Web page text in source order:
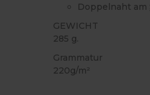
Doppelnaht am
GEWICHT
285 g.
Grammatur
220g/m²